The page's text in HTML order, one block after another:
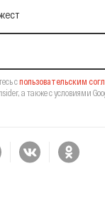
спользовательским
а также с условиями